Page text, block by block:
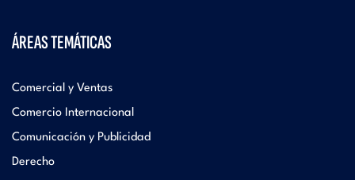
ÁREAS TEMÁTICAS
Comercial y Ventas
Comercio Internacional
Comunicación y Publicidad
Derecho